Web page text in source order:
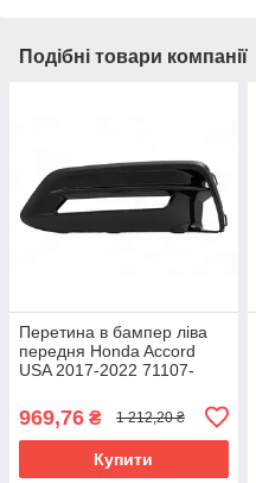
Подібні товари компанії
Пeрeтинa в бампер лівa
пeрeдня Honda Accord
USA 2017-2022 71107-
969,76 ₴ 1 212,20 ₴
Купити